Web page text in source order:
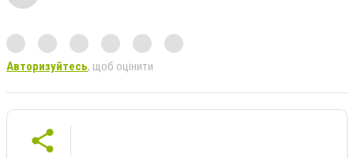
Авторизуйтесь, щоб оцінити